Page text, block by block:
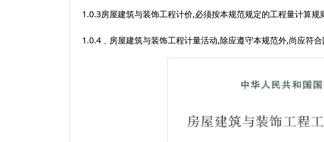
1.0.3房屋建筑与装饰工程计价,必须按本规范规定的工程量计算规
1.0.4﹑房屋建筑与装饰工程计量活动,除应遵守本规范外,尚应符合